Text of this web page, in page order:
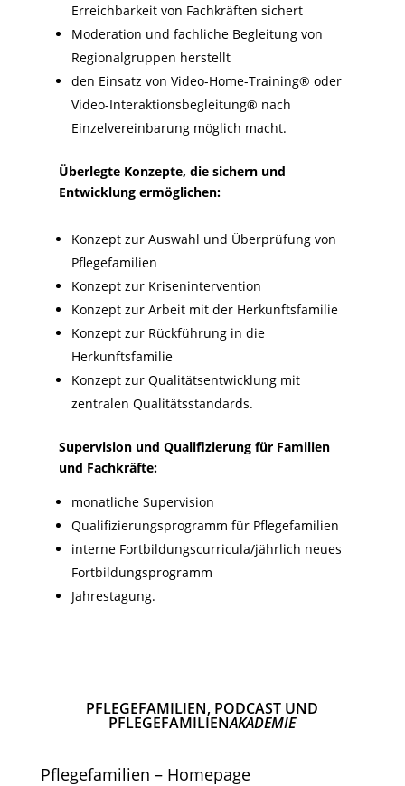
Erreichbarkeit von Fachkräften sichert
Moderation und fachliche Begleitung von
Regionalgruppen herstellt
den Einsatz von Video-Home-Training® oder
Video-Interaktionsbegleitung® nach
Einzelvereinbarung möglich macht.
Überlegte Konzepte, die sichern und
Entwicklung ermöglichen:
Konzept zur Auswahl und Überprüfung von
Pflegefamilien
Konzept zur Krisenintervention
Konzept zur Arbeit mit der Herkunftsfamilie
Konzept zur Rückführung in die
Herkunftsfamilie
Konzept zur Qualitätsentwicklung mit
zentralen Qualitätsstandards.
Supervision und Qualifizierung für Familien
und Fachkräfte:
monatliche Supervision
Qualifizierungsprogramm für Pflegefamilien
interne Fortbildungscurricula/jährlich neues
Fortbildungsprogramm
Jahrestagung.
PFLEGEFAMILIEN, PODCAST UND
PFLEGEFAMILIENAKADEMIE
Pflegefamilien – Homepage